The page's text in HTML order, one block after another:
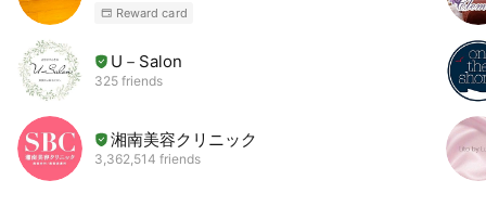
Reward card
U－Salon
325 friends
湘南美容クリニック
3,362,514 friends